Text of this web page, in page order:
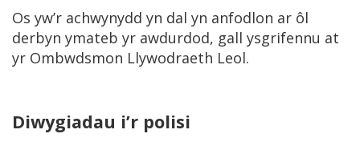
Os yw’r achwynydd yn dal yn anfodlon ar ôl
derbyn ymateb yr awdurdod, gall ysgrifennu at
yr Ombwdsmon Llywodraeth Leol.
Diwygiadau i’r polisi